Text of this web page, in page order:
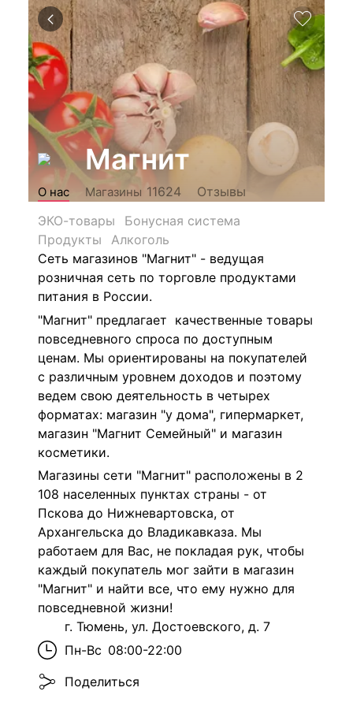
Магнит
О нас Магазины 11624
Отзывы
ЭКО-товары
Бонусная система
Продукты
Алкоголь
Сеть магазинов "Магнит" - ведущая
розничная сеть по торговле продуктами
питания в России.
"Магнит" предлагает качественные товары
повседневного спроса по доступным
ценам. Мы ориентированы на покупателей
с различным уровнем доходов и поэтому
ведем свою деятельность в четырех
форматах: магазин "у дома", гипермаркет,
магазин "Магнит Семейный" и магазин
косметики.
Магазины сети "Магнит" расположены в 2
108 населенных пунктах страны - от
Пскова до Нижневартовска, от
Архангельска до Владикавказа. Мы
работаем для Вас, не покладая рук, чтобы
каждый покупатель мог зайти в магазин
"Магнит" и найти все, что ему нужно для
повседневной жизни!
г. Тюмень, ул. Достоевского, д. 7
Пн-Вс 08:00-22:00
Поделиться